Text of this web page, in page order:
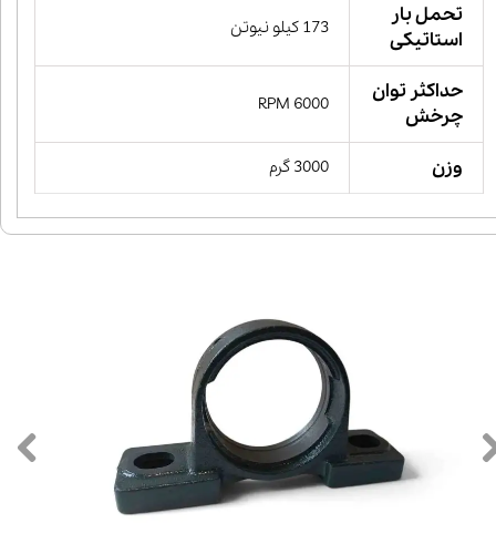
تحمل بار
استاتیکی
173 کیلو نیوتن
حداکثر توان
چرخش
6000 RPM
وزن 3000 گرم